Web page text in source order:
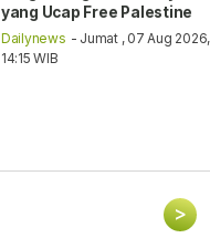
yang Ucap Free Palestine
Dailynews - Jumat , 07 Aug 2026,
14:15 WIB
>